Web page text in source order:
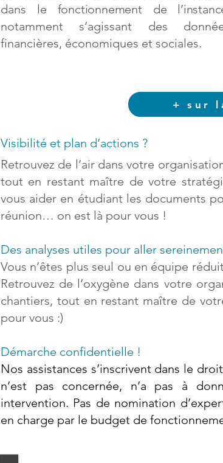
dans le fonctionnement de
notamment s’agissant des
financières, économiques et sociales.
+ sur
Visibilité et plan d’actions ?
Retrouvez de l’air dans votre
tout en restant maître de votre
vous aider en étudiant les documents
réunion… on est là pour vous !
Des analyses utiles pour aller
Vous n’êtes plus seul ou en équipe
Retrouvez de l’oxygène dans votre
chantiers, tout en restant maître de
pour vous :)
Démarche confidentielle !
Nos assistances s’inscrivent dans le
n’est pas concernée, n’a pas à
intervention. Pas de nomination
en charge par le budget de